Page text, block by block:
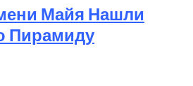
Майя Нашли
Пирамиду